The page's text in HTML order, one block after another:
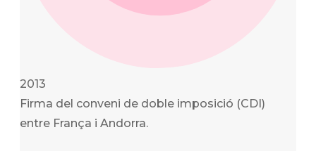
2013
Firma del conveni de doble imposició (CDI)
entre França i Andorra.